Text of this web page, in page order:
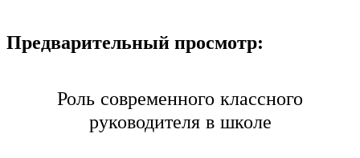
Предварительный просмотр:
Роль современного классного
руководителя в школе